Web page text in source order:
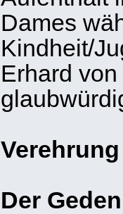
Dames
Kindheit/
Erhard
Verehrung
Der